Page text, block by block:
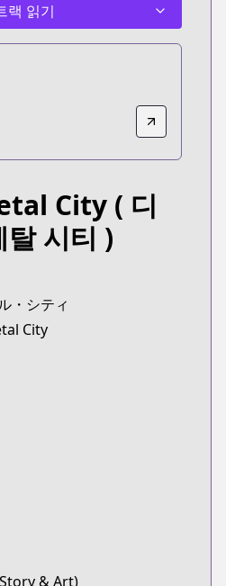
랙 읽기
City ( 디
시티 )
・シティ
City
& Art)